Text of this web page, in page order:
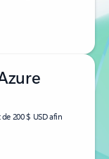
200 $ USD afin